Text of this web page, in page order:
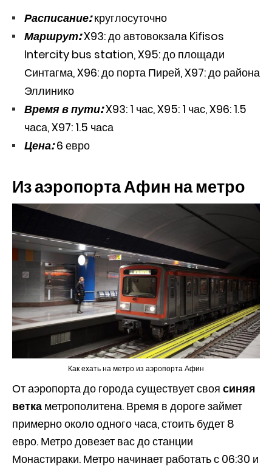
Расписание:круглосуточно
Маршрут:X93: до автовокзала Kifisos
Intercity bus station, X95: до площади
Синтагма, X96: до порта Пирей, X97: до района
Эллинико
Время в пути:X93: 1 час, X95: 1 час, X96: 1.5
часа, X97: 1.5 часа
Цена:6 евро
Из аэропорта Афин на метро
Как ехать на метро из аэропорта Афин
От аэропорта до города существует своя синяя
ветка метрополитена. Время в дороге займет
примерно около одного часа, стоить будет 8
евро. Метро довезет вас до станции
Монастираки. Метро начинает работать с 06:30 и